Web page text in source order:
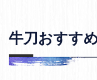
牛刀おすす